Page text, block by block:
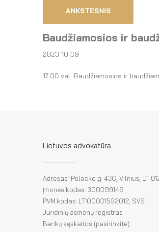
ANKSTESNIS
Baudžiamosios ir
2023 10 09
17:00 val. Baudžiamosios ir
Lietuvos advokatūra
Adresas: Polocko g. 43C, Vilnius, LT-
Įmonės kodas: 300099149
PVM kodas: LT100001592012, SVS
Juridinių asmenų registras
Bankų sąskaitos (pasirinkite):